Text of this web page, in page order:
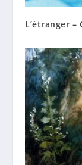
L’étranger –